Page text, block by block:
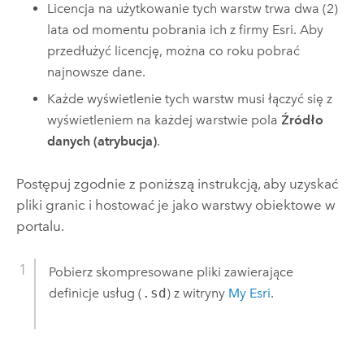
Licencja na użytkowanie tych warstw trwa dwa (2)
lata od momentu pobrania ich z firmy Esri. Aby
przedłużyć licencję, można co roku pobrać
najnowsze dane.
Każde wyświetlenie tych warstw musi łączyć się z
wyświetleniem na każdej warstwie pola Źródło
danych (atrybucja).
Postępuj zgodnie z poniższą instrukcją, aby uzyskać
pliki granic i hostować je jako warstwy obiektowe w
portalu.
Pobierz skompresowane pliki zawierające
definicje usług ( .sd ) z witryny My Esri.